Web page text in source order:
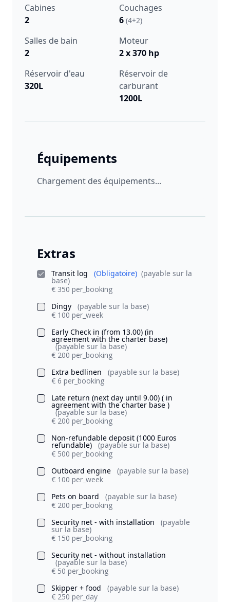
Cabines
2
Couchages
6 (4+2)
Salles de bain
2
Moteur
2 x 370 hp
Réservoir d'eau
320L
Réservoir de
carburant
1200L
Équipements
Chargement des équipements...
Extras
Transit log (Obligatoire) (payable sur la
base)
€ 350 per_booking
Dingy
(payable sur la base)
€ 100 per_week
Early Check in (from 13.00) (in
agreement with the charter base)
(payable sur la base)
€ 200 per_booking
Extra bedlinen
(payable sur la base)
€ 6 per_booking
Late return (next day until 9.00) ( in
agreement with the charter base )
(payable sur la base)
€ 200 per_booking
Non-refundable deposit (1000 Euros
refundable)
(payable sur la base)
€ 500 per_booking
Outboard engine
(payable sur la base)
€ 100 per_week
Pets on board
(payable sur la base)
€ 200 per_booking
Security net - with installation
(payable
sur la base)
€ 150 per_booking
Security net - without installation
(payable sur la base)
€ 50 per_booking
Skipper + food
(payable sur la base)
€ 250 per_day